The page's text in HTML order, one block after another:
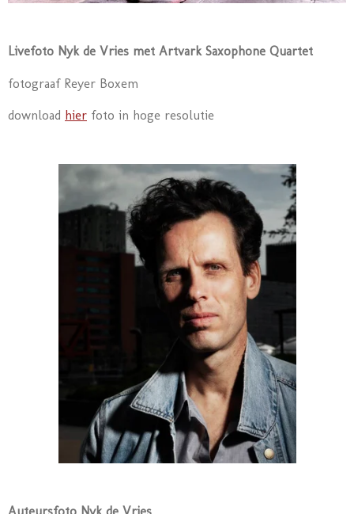
Livefoto Nyk de Vries met Artvark Saxophone Quartet
fotograaf Reyer Boxem
download hier foto in hoge resolutie